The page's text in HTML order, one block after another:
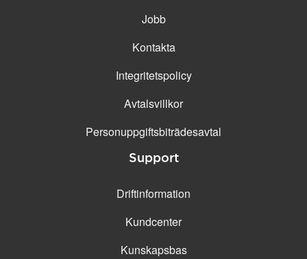
Jobb
Kontakta
Integritetspolicy
Avtalsvillkor
Personuppgifts­biträdesavtal
Support
Driftinformation
Kundcenter
Kunskapsbas